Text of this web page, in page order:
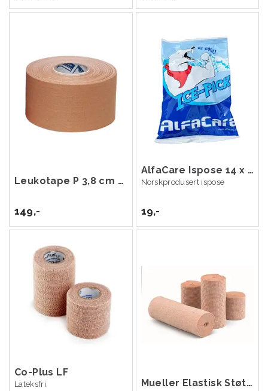
Leukotape P 3,8 cm x 13,7 m
149,-
AlfaCare Ispose 14 x 21 cm
Norskprodusert ispose
19,-
Co-Plus LF
Lateksfri Mueller Elastisk Støttebandasje